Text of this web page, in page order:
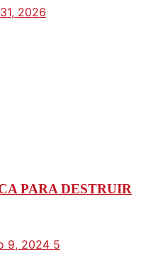
2026
PARA DESTRUIR
9, 2024 5